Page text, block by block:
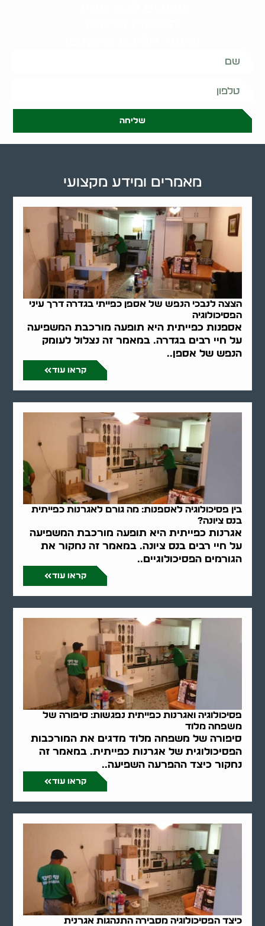
שליחה
הצצה לנבכי הנפש של אספן כפייתי בגדרה דרך עיני
הפסיכולוגיה
אספנות כפייתית היא תופעה מורכבת המשפיעה
על חיי רבים בגדרה. במאמר זה נצלול לעומק
הנפש של אספן..
קראו עוד
בין פסיכולוגיה לאספנות: מה גורם לאגרנות כפייתית
בנס ציונה?
אגרנות כפייתית היא תופעה מורכבת המשפיעה
על חיי רבים בנס ציונה. במאמר זה נחקור את
הגורמים הפסיכולוגיים..
קראו עוד
פסיכולוגיה ואגרנות כפייתית נפגשות: סיפורה של
משפחה מלוד
סיפורה של משפחה מלוד מדגים את המורכבות
הפסיכולוגית של אגרנות כפייתית. במאמר זה
נחקור כיצד ההפרעה השפיעה..
קראו עוד
כיצד הפסיכולוגיה מסבירה התנהגות אגרנית
מאמרים ומידע מקצועי